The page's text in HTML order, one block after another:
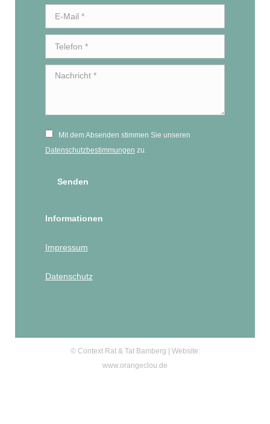
E-Mail *
Telefon *
Nachricht *
Mit dem Absenden stimmen Sie unseren
Datenschutzbestimmungen zu.
Senden
Informationen
Impressum
Datenschutz
© Context Rat & Tat Bamberg | Website:
www.orangeclou.de